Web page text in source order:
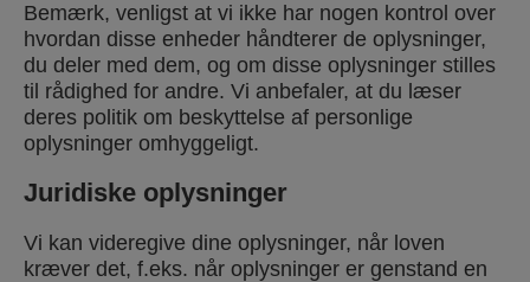
Bemærk, venligst at vi ikke har nogen kontrol over
hvordan disse enheder håndterer de oplysninger,
du deler med dem, og om disse oplysninger stilles
til rådighed for andre. Vi anbefaler, at du læser
deres politik om beskyttelse af personlige
oplysninger omhyggeligt.
Juridiske oplysninger
Vi kan videregive dine oplysninger, når loven
kræver det, f.eks. når oplysninger er genstand en